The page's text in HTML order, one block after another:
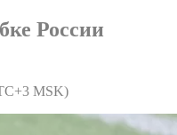
России
MSK)